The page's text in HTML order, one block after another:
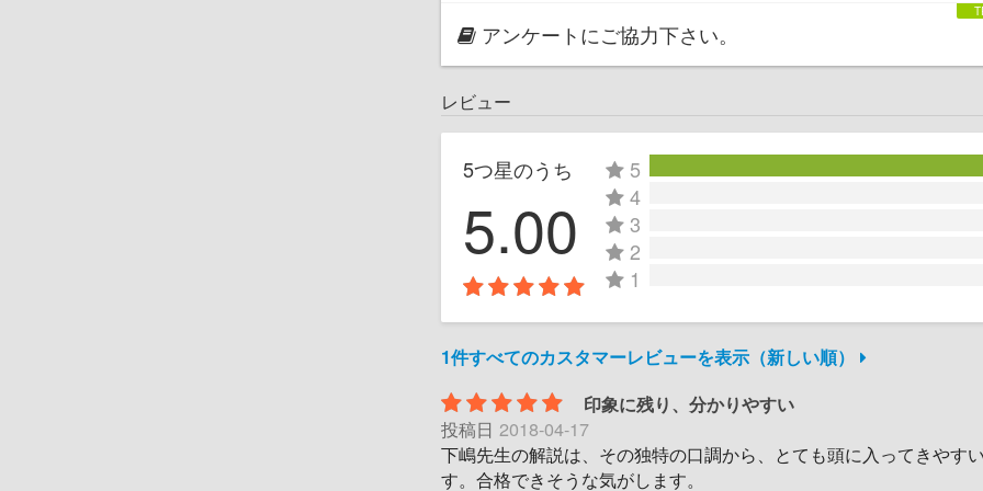
アンケートにご協力下さい。
レビュー
5つ星のうち
5.00
5
4
3
2
1
1件すべてのカスタマーレビューを表示（新しい順）
印象に残り、分かりやすい
投稿日 2018-04-17
下嶋先生の解説は、その独特の口調から、とても頭に入ってきやす
す。合格できそうな気がします。